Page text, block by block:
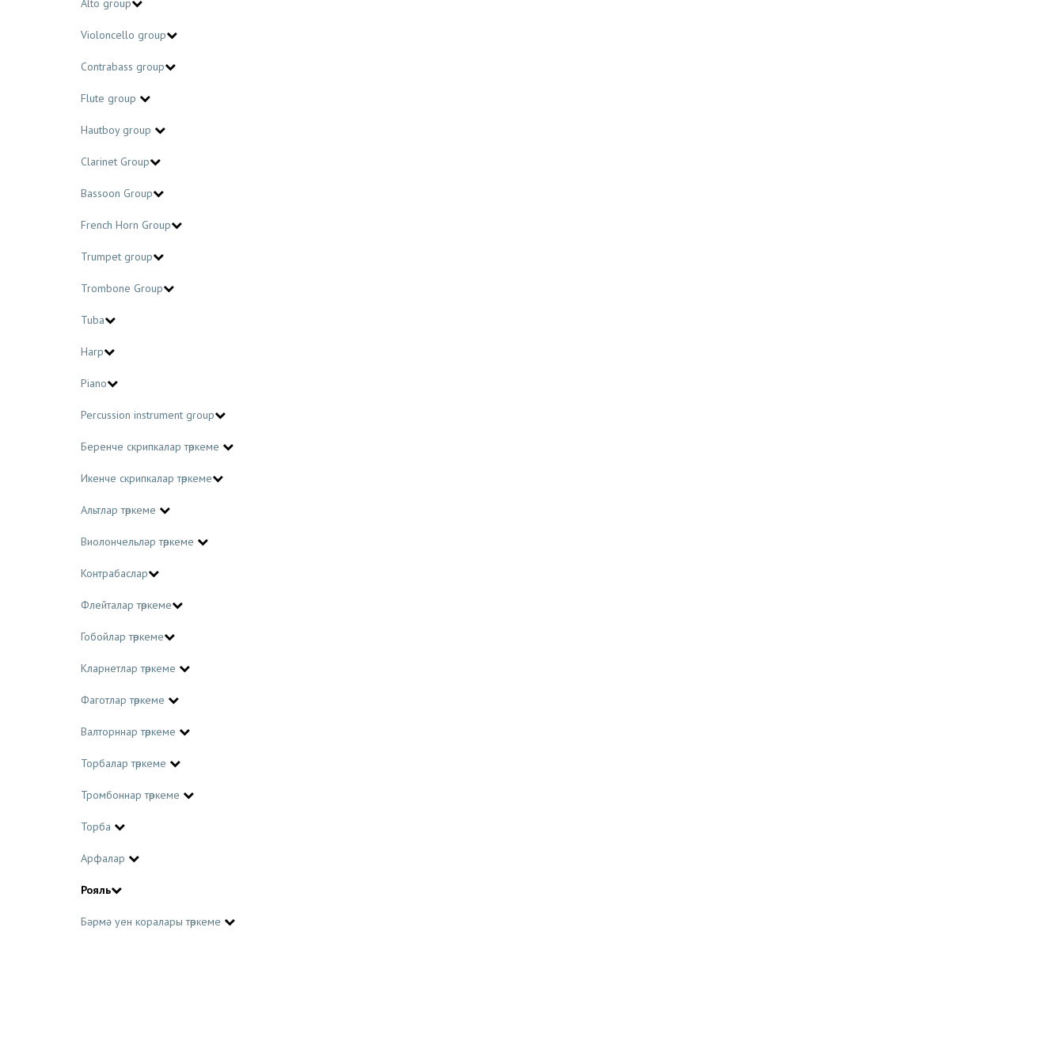
Alto group
Violoncello group
Contrabass group
Flute group
Hautboy group
Clarinet Group
Bassoon Group
French Horn Group
Trumpet group
Trombone Group
Tuba
Harp
Piano
Percussion instrument group
Беренче скрипкалар төркеме
Икенче скрипкалар төркеме
Альтлар төркеме
Виолончельләр төркеме
Контрабаслар
Флейталар төркеме
Гобойлар төркеме
Кларнетлар төркеме
Фаготлар төркеме
Валторннар төркеме
Торбалар төркеме
Тромбоннар төркеме
Торба
Арфалар
Рояль
Бәрмә уен коралары төркеме